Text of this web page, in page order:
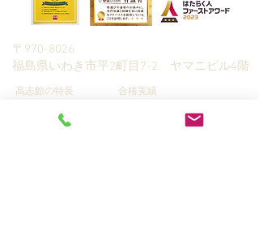
〒970-8026
​福島県いわき市平2町目7-2 ヤマニビル4階
高志館の特長
高校生・高専生指
合格実績